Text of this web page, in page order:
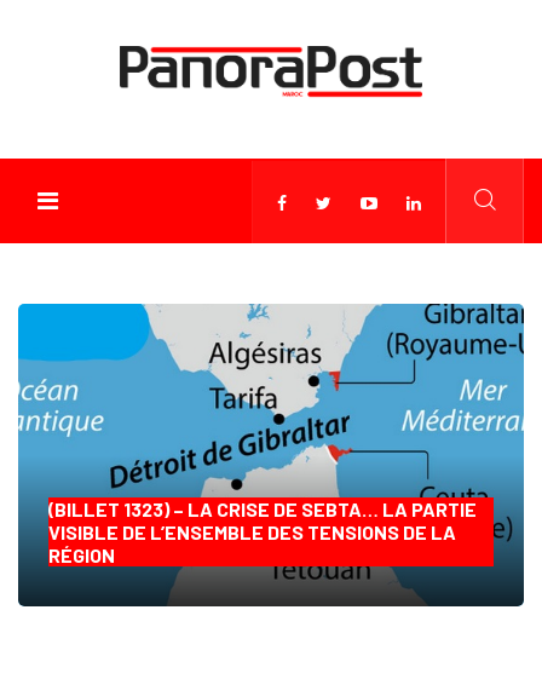
(BILLET 1323) – LA CRISE DE SEBTA… LA PARTIE
VISIBLE DE L’ENSEMBLE DES TENSIONS DE LA
RÉGION